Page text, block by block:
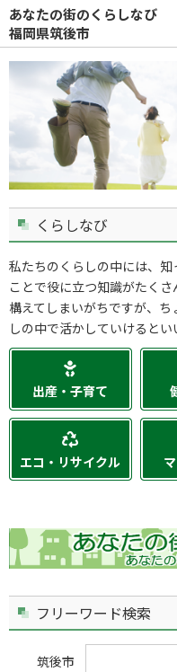
あなたの街のくらしなび
福岡県筑後市
くらしなび
私たちのくらしの中には、
ことで役に立つ知識がたく
構えてしまいがちですが、
しの中で活かしていけるとい
出産・子育て
エコ・リサイクル
フリーワード検索
筑後市